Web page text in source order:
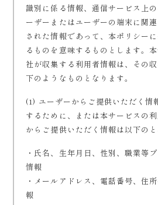
識別に係る情報、通信サービス上
ーザーまたはユーザーの端末に関
された情報であって、本ポリシー
るものを意味するものとします。
社が収集する利用者情報は、その
下のようなものとなります。
(1) ユーザーからご提供いただく情
するために、または本サービスの
からご提供いただく情報は以下のと
・氏名、生年月日、性別、職業等
情報
・メールアドレス、電話番号、住
報